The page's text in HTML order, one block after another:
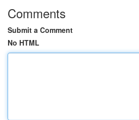
Comments
Submit a Comment
No HTML